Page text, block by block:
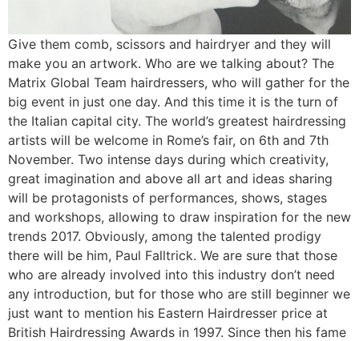
Give them comb, scissors and hairdryer and they will
make you an artwork. Who are we talking about? The
Matrix Global Team hairdressers, who will gather for the
big event in just one day. And this time it is the turn of
the Italian capital city. The world’s greatest hairdressing
artists will be welcome in Rome’s fair, on 6th and 7th
November. Two intense days during which creativity,
great imagination and above all art and ideas sharing
will be protagonists of performances, shows, stages
and workshops, allowing to draw inspiration for the new
trends 2017. Obviously, among the talented prodigy
there will be him, Paul Falltrick. We are sure that those
who are already involved into this industry don’t need
any introduction, but for those who are still beginner we
just want to mention his Eastern Hairdresser price at
British Hairdressing Awards in 1997. Since then his fame